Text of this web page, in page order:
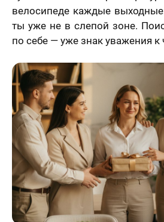
велосипеде каждые
ты уже не в слепой зоне.
по себе — уже знак уважения к
Пока не
решил (а)